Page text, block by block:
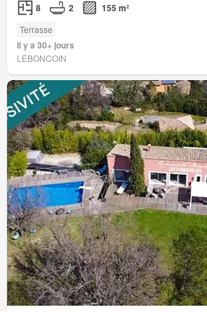
8 2 155 m²
Terrasse
Il y a 30+ jours
LEBONCOIN